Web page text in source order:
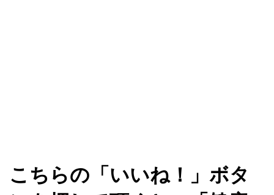
こちらの「いいね！」ボタ